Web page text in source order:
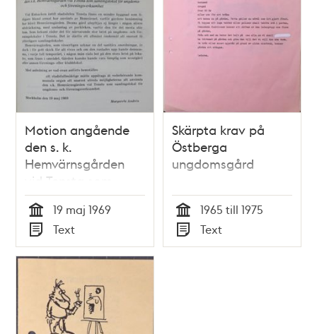
Motion angående
den s. k.
Hemvärnsgården
vid Tensta som
samlingslokal för
ungdoms- och
föreningsverksamhet
- Stadsfullmäktige
Tid
19 maj 1969
Typ
Text
Skärpta krav på
Östberga
ungdomsgård
Tid
1965 till 1975
Typ
Text